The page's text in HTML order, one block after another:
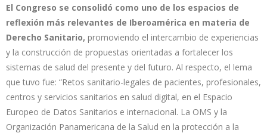
El Congreso se consolidó como uno de los espacios de
reflexión más relevantes de Iberoamérica en materia de
Derecho Sanitario, promoviendo el intercambio de experiencias
y la construcción de propuestas orientadas a fortalecer los
sistemas de salud del presente y del futuro. Al respecto, el lema
que tuvo fue: “Retos sanitario-legales de pacientes, profesionales,
centros y servicios sanitarios en salud digital, en el Espacio
Europeo de Datos Sanitarios e internacional. La OMS y la
Organización Panamericana de la Salud en la protección a la